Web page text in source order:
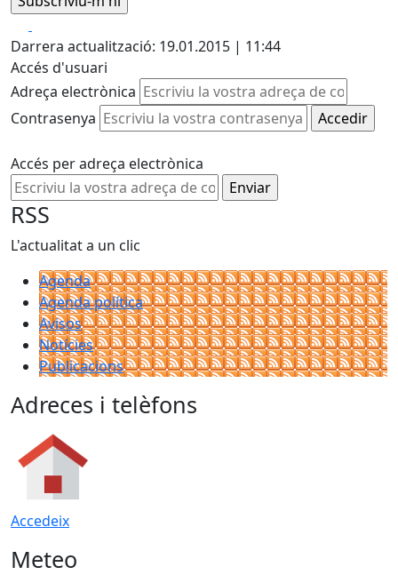
Darrera actualització: 19.01.2015 | 11:44
Accés d'usuari
Adreça electrònica
Contrasenya
Accés per adreça electrònica
RSS
L'actualitat a un clic
Agenda
Agenda política
Avisos
Notícies
Publicacions
Adreces i telèfons
Accedeix
Meteo